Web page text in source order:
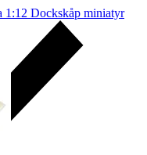
1:12 Dockskåp miniatyr